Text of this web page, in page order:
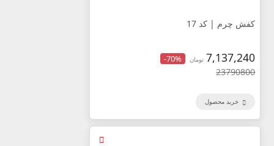
کفش چرم | کد 17
7,137,240 تومان -70%
23790800
خرید محصول